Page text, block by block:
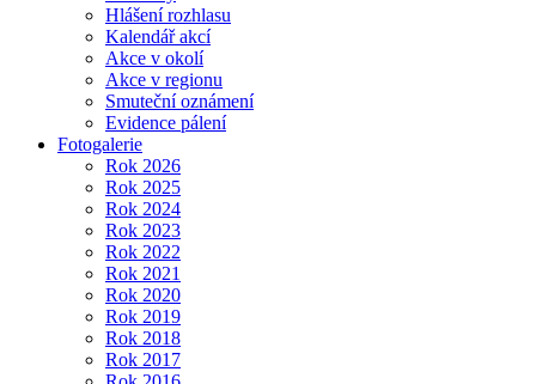
Hlášení rozhlasu
Kalendář akcí
Akce v okolí
Akce v regionu
Smuteční oznámení
Evidence pálení
Fotogalerie
Rok 2026
Rok 2025
Rok 2024
Rok 2023
Rok 2022
Rok 2021
Rok 2020
Rok 2019
Rok 2018
Rok 2017